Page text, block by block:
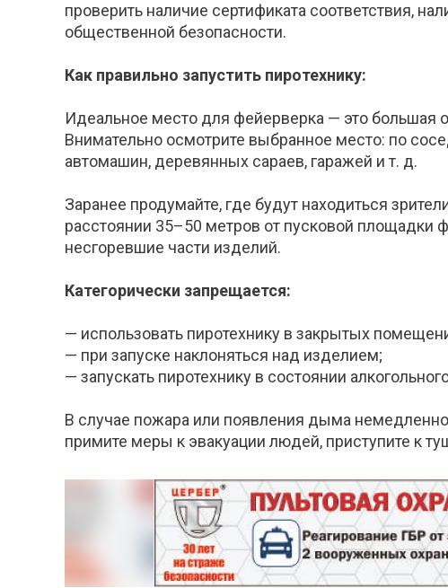
проверить наличие сертификата соответствия,
общественной безопасности.
Как правильно запустить пиротехнику:
Идеальное место для фейерверка — это большая
Внимательно осмотрите выбранное место: по
автомашин, деревянных сараев, гаражей и т. д.
Заранее продумайте, где будут находиться
расстоянии 35–50 метров от пусковой площадки
несгоревшие части изделий.
Категорически запрещается:
— использовать пиротехнику в закрытых
— при запуске наклоняться над изделием;
— запускать пиротехнику в состоянии
В случае пожара или появления дыма
примите меры к эвакуации людей, приступите к